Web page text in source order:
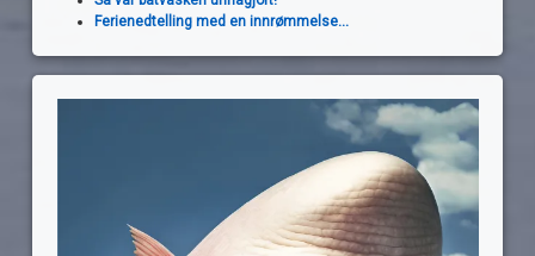
Ferienedtelling med en innrømmelse...